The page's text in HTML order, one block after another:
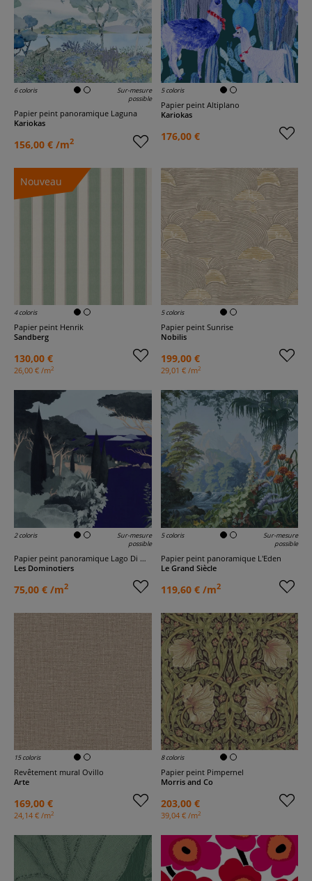
6 coloris
Sur-mesure
possible
Papier peint panoramique Laguna
Kariokas
156,00 € /m2
5 coloris
Papier peint Altiplano
Kariokas
176,00 €
Nouveau
4 coloris
Papier peint Henrik
Sandberg
130,00 €
26,00 € /m2
5 coloris
Papier peint Sunrise
Nobilis
199,00 €
29,01 € /m2
2 coloris
Sur-mesure
possible
Papier peint panoramique Lago Di Garda
Les Dominotiers
75,00 € /m2
5 coloris
Sur-mesure
possible
Papier peint panoramique L'Eden
Le Grand Siècle
119,60 € /m2
15 coloris
Revêtement mural Ovillo
Arte
169,00 €
24,14 € /m2
8 coloris
Papier peint Pimpernel
Morris and Co
203,00 €
39,04 € /m2